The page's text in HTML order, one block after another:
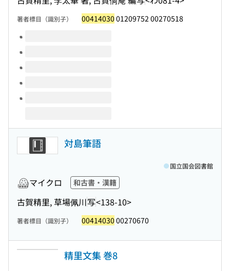
著者標目（識別子） 00414030 01209752 00270518
このタイトルの巻号
対島筆語
マイクロ 和古書・漢籍
古賀精里, 草場佩川写<138-10>
国立国会図書館
著者標目（識別子） 00414030 00270670
精里文集 巻8